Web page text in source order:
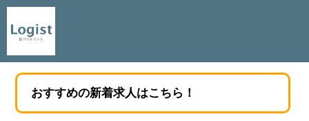
おすすめの新着求人はこちら！